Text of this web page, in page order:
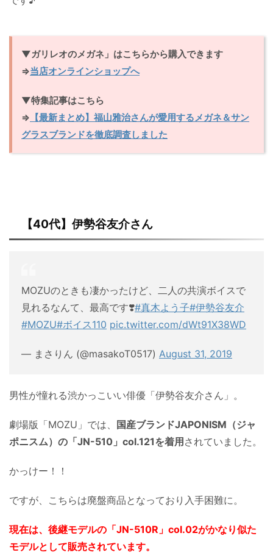
▼ガリレオのメガネ」はこちらから購入できます
⇒当店オンラインショップへ
▼特集記事はこちら
⇒ 【最新まとめ】福山雅治さんが愛用するメガネ＆サン
グラスブランドを徹底調査しました
【40代】伊勢谷友介さん
MOZUのときも凄かったけど、二人の共演ボイスで
見れるなんて、最高です❣️#真木よう子#伊勢谷友介
#MOZU#ボイス110 pic.twitter.com/dWt91X38WD
— まさりん (@masakoT0517) August 31, 2019
男性が憧れる渋かっこいい俳優「伊勢谷友介さん」。
劇場版「MOZU」では、 国産ブランドJAPONISM（ジャ
ポニスム）の「JN-510」col.121を着用されていました。
かっけー！！
ですが、こちらは廃盤商品となっており入手困難に。
現在は、後継モデルの「JN-510R」col.02がかなり似た
モデルとして販売されています。